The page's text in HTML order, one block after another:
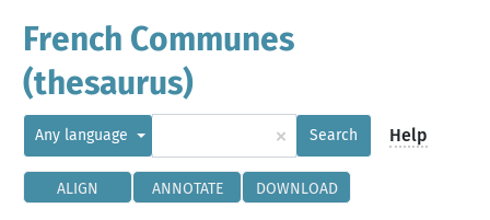
French Communes
(thesaurus)
Any language × Search Help
ALIGN ANNOTATE DOWNLOAD